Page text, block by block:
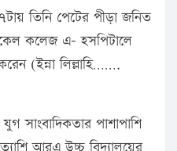
তিনি পেটের পীড়া জনিত
কলেজ এ- হসপিটালে
(ইন্না লিল্লাহি…….
সাংবাদিকতার পাশাপাশি